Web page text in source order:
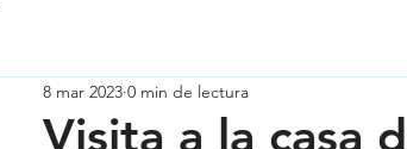
Visita a la casa
8 mar 2023 0 min de lectura